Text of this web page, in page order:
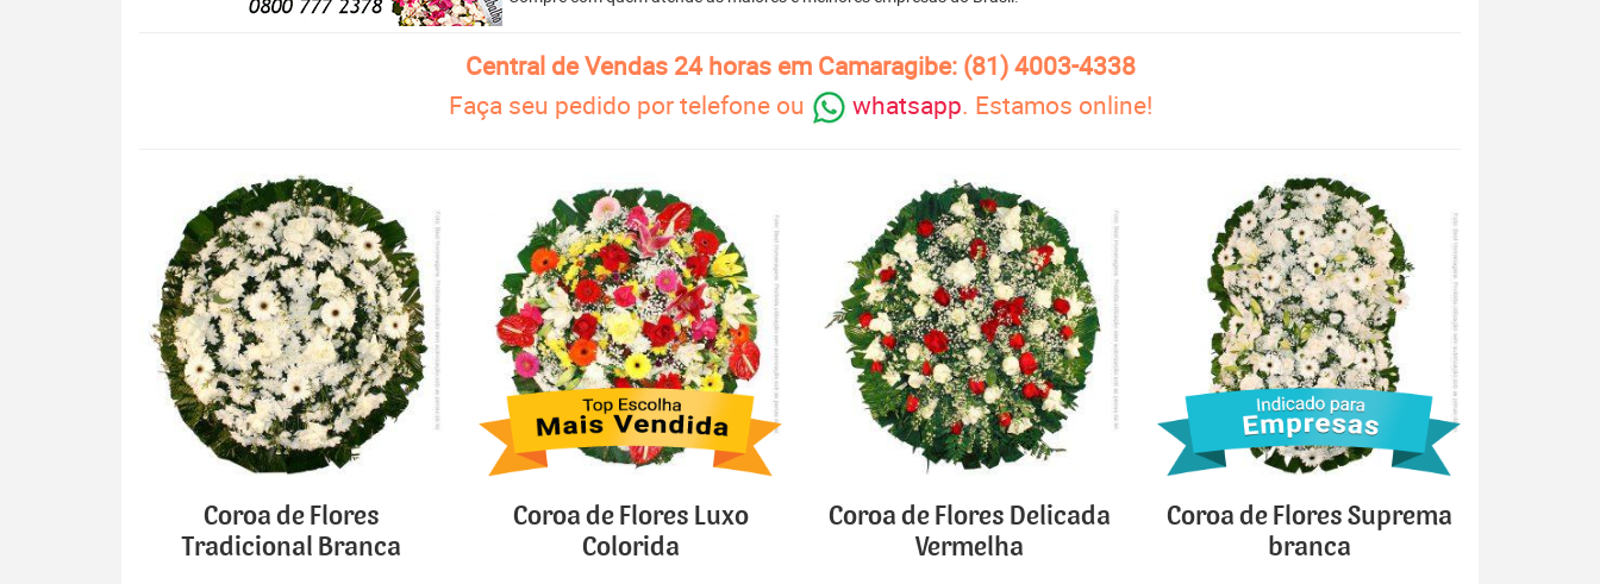
Central de Vendas 24 horas em Camaragibe: (81) 4003-4338
Faça seu pedido por telefone ou
whatsapp. Estamos online!
Coroa de Flores
Tradicional Branca
Coroa de Flores Luxo
Colorida
Coroa de Flores Delicada
Vermelha
Coroa de Flores Suprema
branca